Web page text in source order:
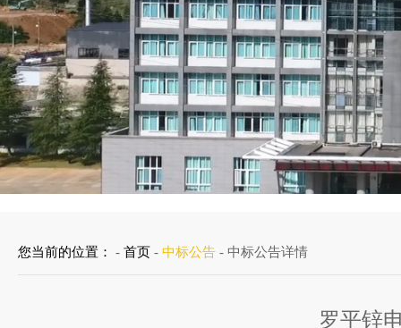
您当前的位置： - 首页 - 中标公告 - 中标公告详情
罗平锌